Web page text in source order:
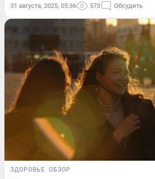
31 августа, 2025, 05:36 573 Обсудить
ЗДОРОВЬЕ ОБЗОР